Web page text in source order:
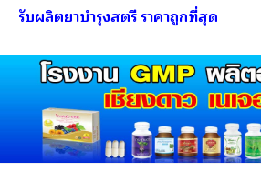
รับผลิตยาบำรุงสตรี ราคาถูกที่สุด